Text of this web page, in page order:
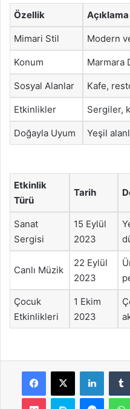
Özellik Açıklama
Mimari Stil Modern
Konum Marmara
Sosyal Alanlar Kafe,
Etkinlikler Sergiler,
Doğayla Uyum Yeşil
Etkinlik
Türü
Tarih
Sanat
Sergisi
15 Eylül
2023
Canlı Müzik
22 Eylül
2023
Çocuk
Etkinlikleri
1 Ekim
2023
Facebook
X
Pocket Skype